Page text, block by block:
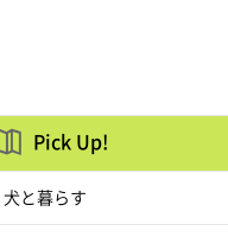
Pick Up!
犬と暮らす